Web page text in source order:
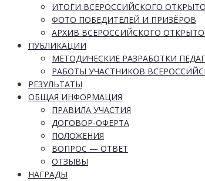
ИТОГИ ВСЕРОССИЙСКОГО
ФОТО ПОБЕДИТЕЛЕЙ И ПРИЗЁРОВ
АРХИВ ВСЕРОССИЙСКОГО
ПУБЛИКАЦИИ
МЕТОДИЧЕСКИЕ РАЗРАБОТКИ
РАБОТЫ УЧАСТНИКОВ
РЕЗУЛЬТАТЫ
ОБЩАЯ ИНФОРМАЦИЯ
ПРАВИЛА УЧАСТИЯ
ДОГОВОР-ОФЕРТА
ПОЛОЖЕНИЯ
ВОПРОС — ОТВЕТ
ОТЗЫВЫ
НАГРАДЫ